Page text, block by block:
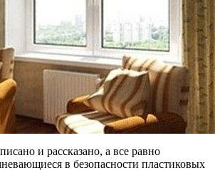
и рассказано, а все равно
в безопасности пластиковых